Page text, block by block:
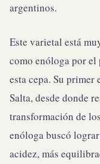
argentinos.
Este varietal está
como enóloga por
esta cepa. Su primer
Salta, desde donde
transformación de
enóloga buscó
acidez, más